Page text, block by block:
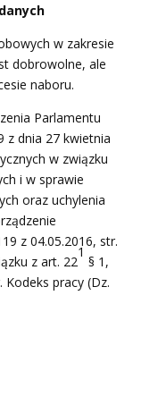
w zakresie
dobrowolne, ale
naboru.
Parlamentu
z dnia 27 kwietnia
w związku
i w sprawie
oraz uchylenia
z 04.05.2016, str.
z art. 22
1
§ 1,
pracy (Dz.